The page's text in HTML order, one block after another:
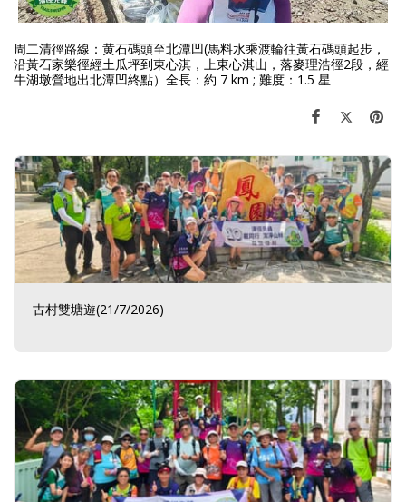
周二清徑路線：黄石碼頭至北潭凹(馬料水乘渡輪往黃石碼頭起步，
沿黃石家樂徑經土瓜坪到東心淇，上東心淇山，落麥理浩徑2段，經
牛湖墩營地出北潭凹終點）全長：約 7 km ; 難度：1.5 星
古村雙塘遊(21/7/2026)